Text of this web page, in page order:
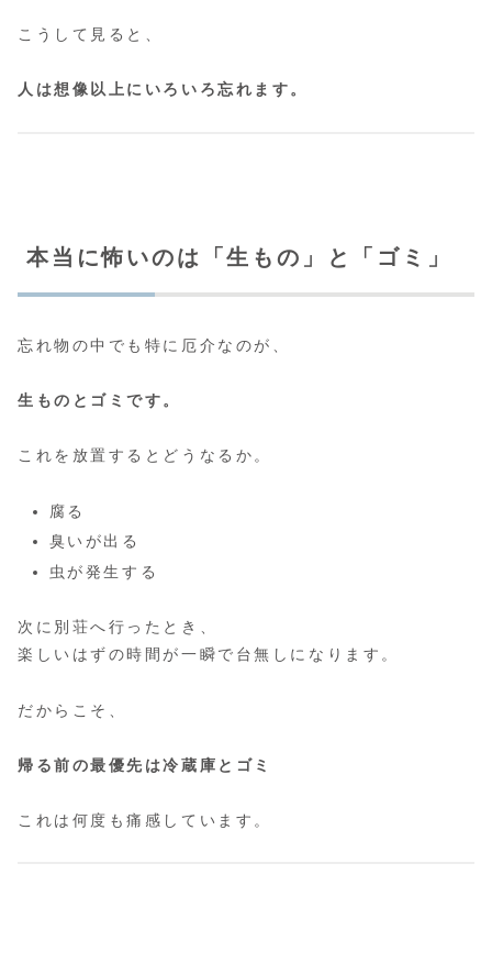
こうして見ると、
人は想像以上にいろいろ忘れます。
本当に怖いのは「生もの」と「ゴミ」
忘れ物の中でも特に厄介なのが、
生ものとゴミです。
これを放置するとどうなるか。
腐る
臭いが出る
虫が発生する
次に別荘へ行ったとき、
楽しいはずの時間が一瞬で台無しになります。
だからこそ、
帰る前の最優先は冷蔵庫とゴミ
これは何度も痛感しています。